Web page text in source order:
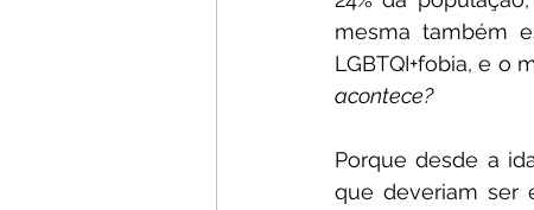
mesma também
LGBTQI+fobia, e o
acontece?
Porque desde a
que deveriam ser